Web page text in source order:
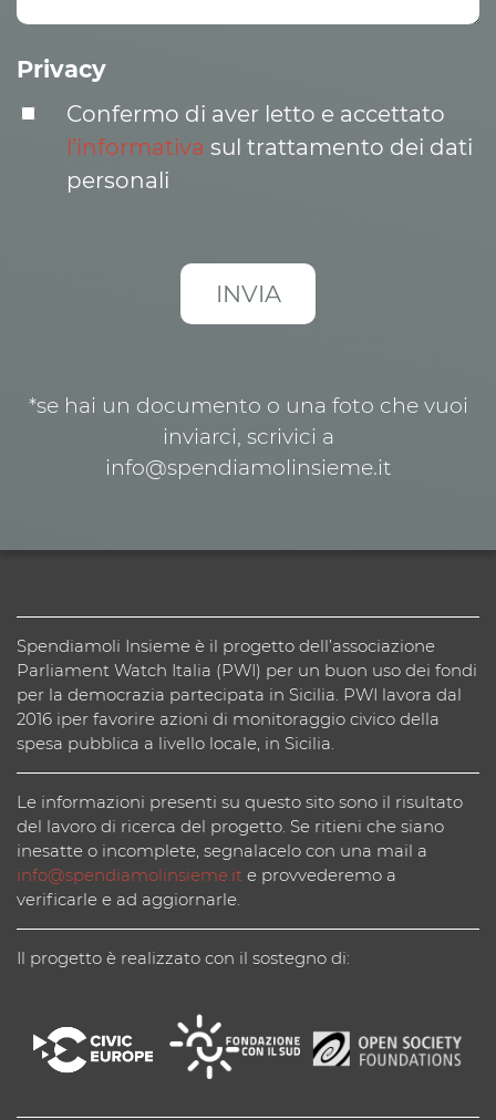
Privacy
Confermo di aver letto e accettato
l’informativa sul trattamento dei dati
personali
*se hai un documento o una foto che vuoi
inviarci, scrivici a
info@spendiamolinsieme.it
Spendiamoli Insieme è il progetto dell’associazione
Parliament Watch Italia (PWI) per un buon uso dei fondi
per la democrazia partecipata in Sicilia. PWI lavora dal
2016 iper favorire azioni di monitoraggio civico della
spesa pubblica a livello locale, in Sicilia.
Le informazioni presenti su questo sito sono il risultato
del lavoro di ricerca del progetto. Se ritieni che siano
inesatte o incomplete, segnalacelo con una mail a
info@spendiamolinsieme.it e provvederemo a
verificarle e ad aggiornarle.
Il progetto è realizzato con il sostegno di: